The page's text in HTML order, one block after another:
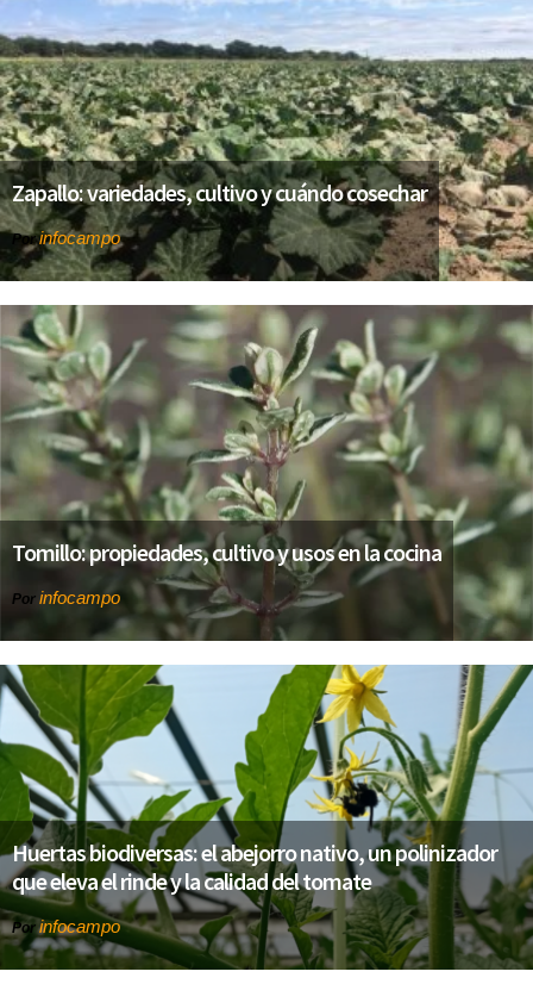
Zapallo: variedades, cultivo y cuándo cosechar
Porinfocampo
Tomillo: propiedades, cultivo y usos en la cocina
Por infocampo
Huertas biodiversas: el abejorro nativo, un polinizador
que eleva el rinde y la calidad del tomate
Porinfocampo